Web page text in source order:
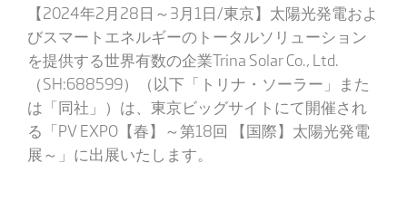
【2024年2月28日～3月1日/東京】太陽光発電およ
びスマートエネルギーのトータルソリューション
を提供する世界有数の企業Trina Solar Co., Ltd.
（SH:688599）（以下「トリナ・ソーラー」また
は「同社」）は、東京ビッグサイトにて開催され
る「PV EXPO【春】～第18回 【国際】太陽光発電
展～」に出展いたします。